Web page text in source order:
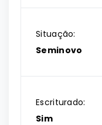
Situação:
Seminovo
Escriturado:
Sim